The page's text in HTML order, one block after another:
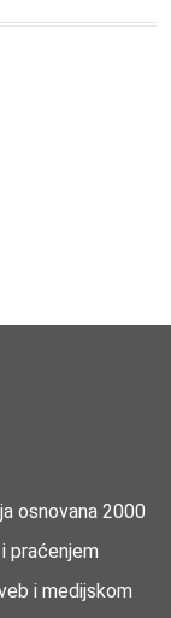
osnovana 2000
praćenjem
i medijskom